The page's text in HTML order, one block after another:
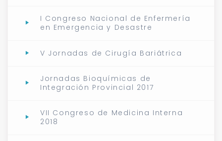
I Congreso Nacional de Enfermería
en Emergencia y Desastre
V Jornadas de Cirugía Bariátrica
Jornadas Bioquímicas de
Integración Provincial 2017
VII Congreso de Medicina Interna
2018